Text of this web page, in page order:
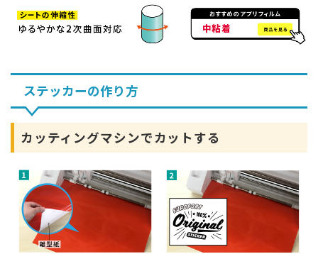
ステッカーの作り方
カッティングマシンでカットする